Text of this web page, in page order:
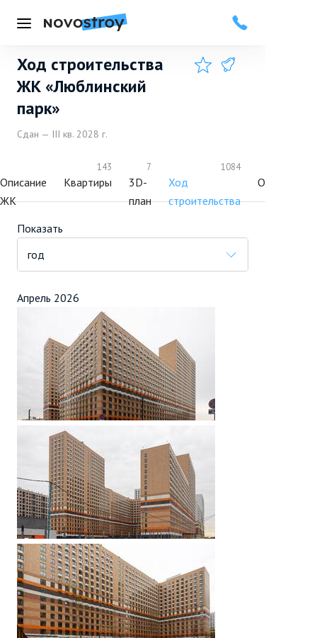
Меню
Ход строительства
ЖК «Люблинский
парк»
Добавить в избранное
Подписаться
Сдан — III кв. 2028 г.
Описание
ЖК
143
Квартиры
7
3D-
план
1084
Ход
строительства
Отзывы
Показать
год
Апрель 2026